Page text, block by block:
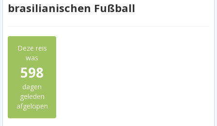
brasilianischen Fußball
Deze reis
was
598
dagen
geleden
afgelopen